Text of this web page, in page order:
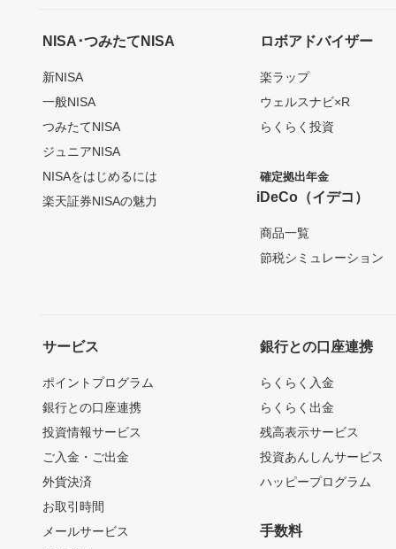
NISA･つみたてNISA
新NISA
一般NISA
つみたてNISA
ジュニアNISA
NISAをはじめるには
楽天証券NISAの魅力
ロボアドバイザー
楽ラップ
ウェルスナビ×R
らくらく投資
確定拠出年金
iDeCo（イデコ）
商品一覧
節税シミュレーション
サービス
ポイントプログラム
銀行との口座連携
投資情報サービス
ご入金・ご出金
外貨決済
お取引時間
メールサービス
銀行との口座連携
らくらく入金
らくらく出金
残高表示サービス
投資あんしんサービス
ハッピープログラム
手数料